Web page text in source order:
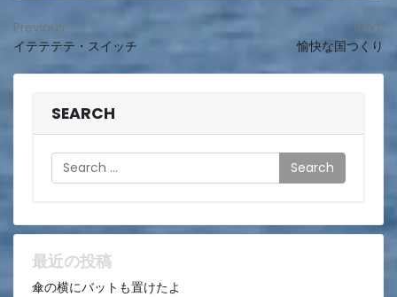
投
稿
ナ
ー
ョ
ン
Previous:
イテテテテ・スイッチ
Next:
愉快な国つくり
SEARCH
Search
最近の投稿
傘の横にバットも置けたよ